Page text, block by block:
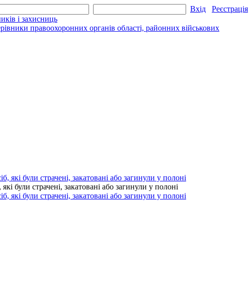
Вхід Реєстрація
і захисниць
правоохоронних органів області, районних військових
були страчені, закатовані або загинули у полоні